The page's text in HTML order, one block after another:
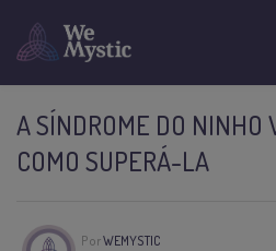
A SÍNDROME DO NINHO
COMO SUPERÁ-LA
PorWEMYSTIC